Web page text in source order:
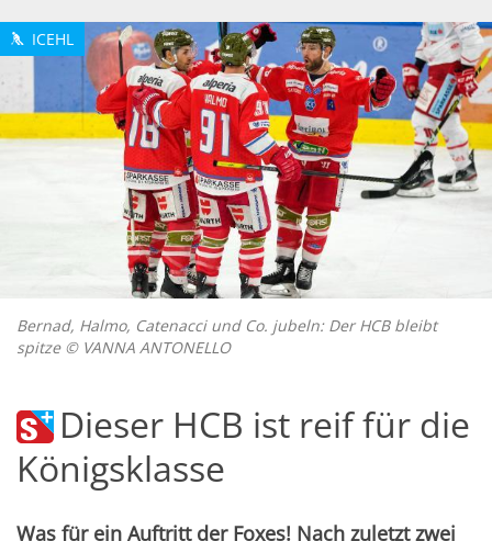
h ICEHL
Bernad, Halmo, Catenacci und Co. jubeln: Der HCB bleibt
spitze © VANNA ANTONELLO
Dieser HCB ist reif für die
Königsklasse
Was für ein Auftritt der Foxes! Nach zuletzt zwei